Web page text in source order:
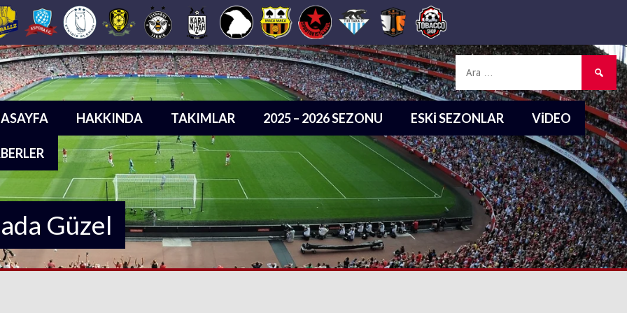
HAKKINDA TAKIMLAR 2025 – 2026 SEZONU ESKI SEZONLAR VIDEO
Güzel